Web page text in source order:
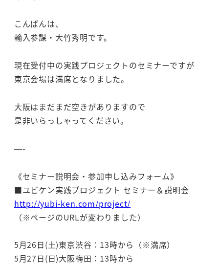
こんばんは、
輸入参謀・大竹秀明です。
現在受付中の実践プロジェクトのセミナーですが
東京会場は満席となりました。
大阪はまだまだ空きがありますので
是非いらっしゃってください。
—-
《セミナー説明会・参加申し込みフォーム》
■ユビケン実践プロジェクト セミナー＆説明会
http://yubi-ken.com/project/
（※ページのURLが変わりました）
5月26日(土)東京渋谷：13時から（※満席）
5月27日(日)大阪梅田：13時から